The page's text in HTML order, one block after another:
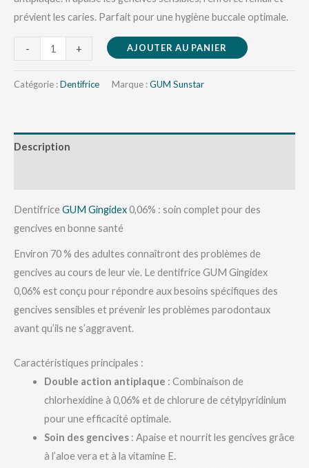
prévient les caries. Parfait pour une hygiène buccale optimale.
- + AJOUTER AU PANIER
Catégorie :Dentifrice Marque :GUM Sunstar
Description
Dentifrice GUM Gingidex0,06% : soin complet pour des
gencives en bonne santé
Environ 70 % des adultes connaîtront des problèmes de
gencives au cours de leur vie. Le dentifrice GUM Gingidex
0,06% est conçu pour répondre aux besoins spécifiques des
gencives sensibles et prévenir les problèmes parodontaux
avant qu’ils ne s’aggravent.
Caractéristiques principales :
Double action antiplaque : Combinaison de
chlorhexidine à 0,06% et de chlorure de cétylpyridinium
pour une efficacité optimale.
Soin des gencives: Apaise et nourrit les gencives grâce
à l’aloe vera et à la vitamine E.